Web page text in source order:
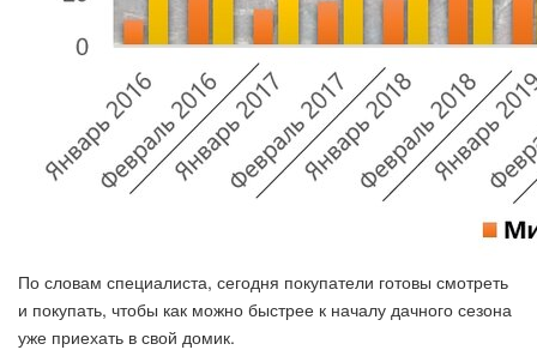
По словам специалиста, сегодня покупатели готовы смотреть
и покупать, чтобы как можно быстрее к началу дачного сезона
уже приехать в свой домик.